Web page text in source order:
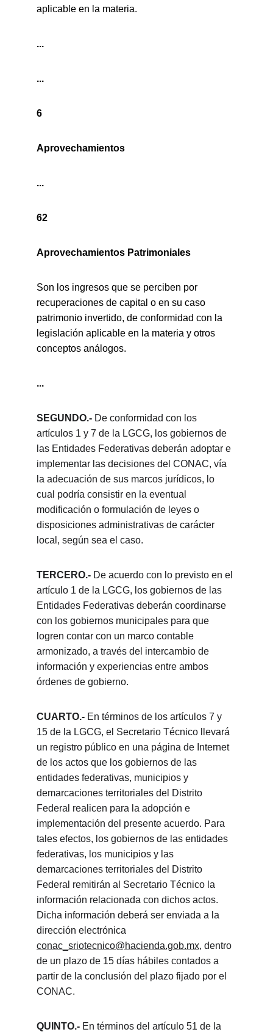
aplicable en la materia.
...
...
6
Aprovechamientos
...
62
Aprovechamientos Patrimoniales
Son los ingresos que se perciben por
recuperaciones de capital o en su caso
patrimonio invertido, de conformidad con la
legislación aplicable en la materia y otros
conceptos análogos.
...
SEGUNDO.- De conformidad con los
artículos 1 y 7 de la LGCG, los gobiernos de
las Entidades Federativas deberán adoptar e
implementar las decisiones del CONAC, vía
la adecuación de sus marcos jurídicos, lo
cual podría consistir en la eventual
modificación o formulación de leyes o
disposiciones administrativas de carácter
local, según sea el caso.
TERCERO.- De acuerdo con lo previsto en el
artículo 1 de la LGCG, los gobiernos de las
Entidades Federativas deberán coordinarse
con los gobiernos municipales para que
logren contar con un marco contable
armonizado, a través del intercambio de
información y experiencias entre ambos
órdenes de gobierno.
CUARTO.- En términos de los artículos 7 y
15 de la LGCG, el Secretario Técnico llevará
un registro público en una página de Internet
de los actos que los gobiernos de las
entidades federativas, municipios y
demarcaciones territoriales del Distrito
Federal realicen para la adopción e
implementación del presente acuerdo. Para
tales efectos, los gobiernos de las entidades
federativas, los municipios y las
demarcaciones territoriales del Distrito
Federal remitirán al Secretario Técnico la
información relacionada con dichos actos.
Dicha información deberá ser enviada a la
dirección electrónica
conac_sriotecnico@hacienda.gob.mx, dentro
de un plazo de 15 días hábiles contados a
partir de la conclusión del plazo fijado por el
CONAC.
QUINTO.- En términos del artículo 51 de la